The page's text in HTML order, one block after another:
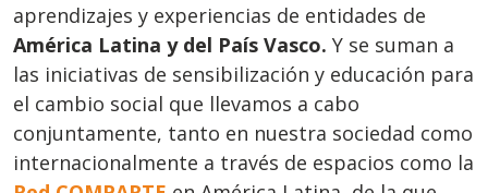
aprendizajes y experiencias de entidades de
América Latina y del País Vasco. Y se suman a
las iniciativas de sensibilización y educación para
el cambio social que llevamos a cabo
conjuntamente, tanto en nuestra sociedad como
internacionalmente a través de espacios como la